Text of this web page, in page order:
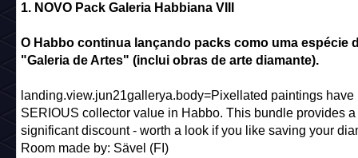
1. NOVO Pack Galeria Habbiana VIII
O Habbo continua lançando packs como uma espécie
"Galeria de Artes" (inclui obras de arte diamante).
landing.view.jun21gallerya.body=Pixellated paintings have
SERIOUS collector value in Habbo. This bundle provides a
significant discount - worth a look if you like saving your
Room made by: Sävel (FI)